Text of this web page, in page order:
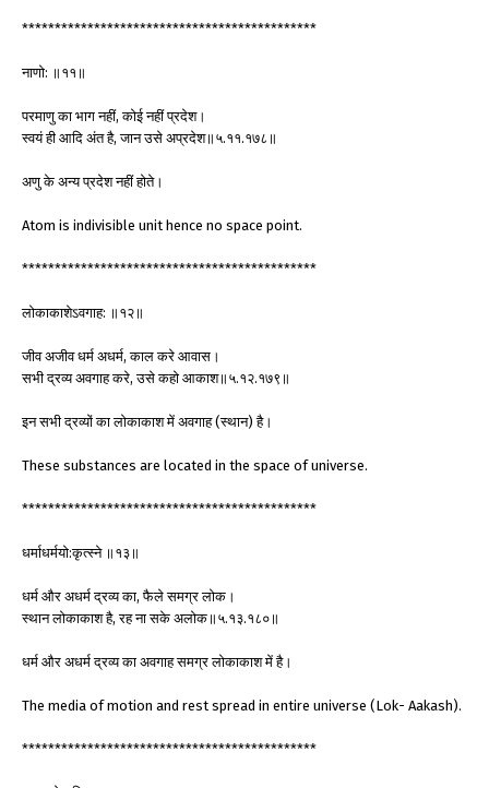
*********************************************
नाणो: ॥११॥
परमाणु का भाग नहीं, कोई नहीं प्रदेश।
स्वयं ही आदि अंत है, जान उसे अप्रदेश॥५.११.१७८॥
अणु के अन्य प्रदेश नहीं होते।
Atom is indivisible unit hence no space point.
*********************************************
लोकाकाशेऽवगाह: ॥१२॥
जीव अजीव धर्म अधर्म, काल करे आवास।
सभी द्रव्य अवगाह करे, उसे कहो आकाश॥५.१२.१७९॥
इन सभी द्रव्यों का लोकाकाश में अवगाह (स्थान) है।
These substances are located in the space of universe.
*********************************************
धर्माधर्मयो:कृत्स्ने ॥१३॥
धर्म और अधर्म द्रव्य का, फैले समग्र लोक।
स्थान लोकाकाश है, रह ना सके अलोक॥५.१३.१८०॥
धर्म और अधर्म द्रव्य का अवगाह समग्र लोकाकाश में है।
The media of motion and rest spread in entire universe (Lok- Aakash).
*********************************************